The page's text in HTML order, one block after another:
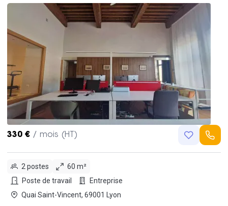
330 € / mois (HT)
2 postes
60 m²
Poste de travail
Entreprise
Quai Saint-Vincent, 69001 Lyon